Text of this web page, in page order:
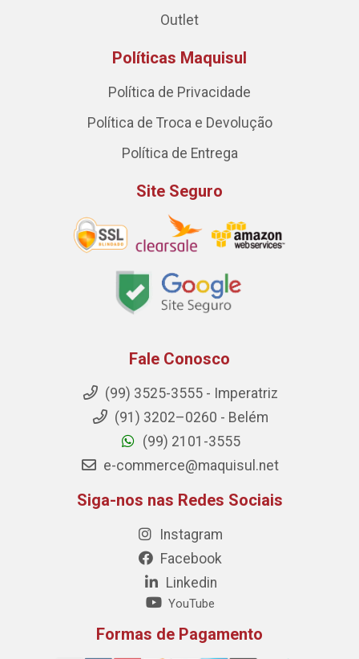
Outlet
Políticas Maquisul
Política de Privacidade
Política de Troca e Devolução
Política de Entrega
Site Seguro
Fale Conosco
(99) 3525-3555 - Imperatriz
(91) 3202–0260 - Belém
(99) 2101-3555
e-commerce@maquisul.net
Siga-nos nas Redes Sociais
Instagram
Facebook
Linkedin
YouTube
Formas de Pagamento